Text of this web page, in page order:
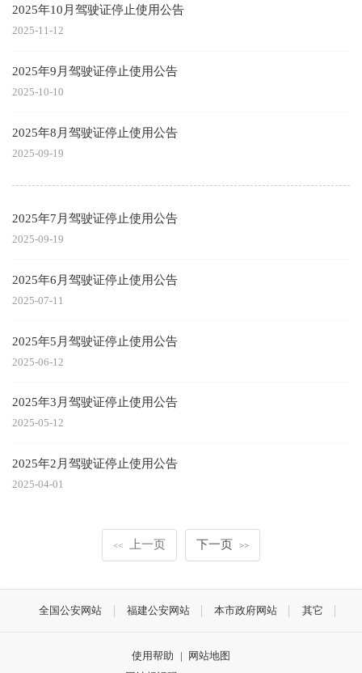
2025年10月驾驶证停止使用公告
2025-11-12
2025年9月驾驶证停止使用公告
2025-10-10
2025年8月驾驶证停止使用公告
2025-09-19
2025年7月驾驶证停止使用公告
2025-09-19
2025年6月驾驶证停止使用公告
2025-07-11
2025年5月驾驶证停止使用公告
2025-06-12
2025年3月驾驶证停止使用公告
2025-05-12
2025年2月驾驶证停止使用公告
2025-04-01
<< 上一页 下一页 >>
全国公安网站 福建公安网站 本市政府网站 其它
使用帮助 | 网站地图